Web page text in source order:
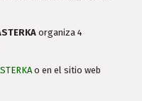
organiza 4
o en el sitio web